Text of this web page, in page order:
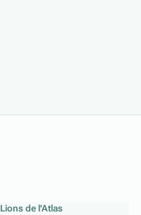
Lions de l'Atlas